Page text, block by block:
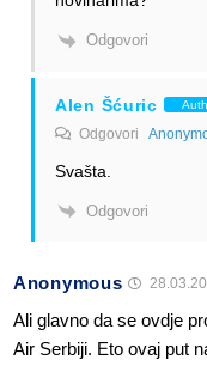
Odgovori
Alen Šćuric
Odgovori
Svašta.
Odgovori
Anonymous
Ali glavno da se ovdje
Air Serbiji. Eto ovaj put